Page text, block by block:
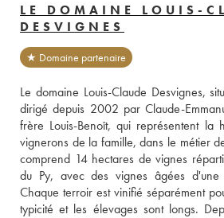
LE DOMAINE LOUIS-
DESVIGNES
★ Domaine partenaire
Le domaine Louis-Claude Desvignes,
dirigé depuis 2002 par Claude-
frère Louis-Benoît, qui représentent la
vignerons de la famille, dans le métier
comprend 14 hectares de vignes
du Py, avec des vignes âgées d'une
Chaque terroir est vinifié séparément
typicité et les élevages sont longs.